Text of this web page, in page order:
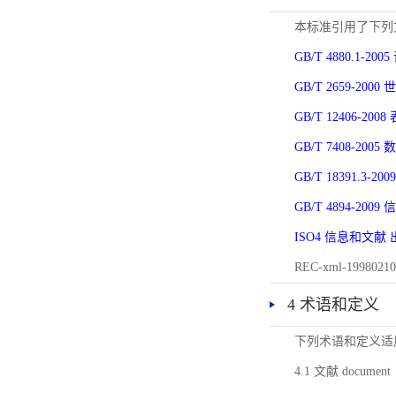
本标准引用了下
GB/T 4880.1-
GB/T 2659-2000
GB/T 12406-2008
GB/T 7408-2005
GB/T 18391.3-
GB/T 4894-2009
ISO4 信息和文献
REC-xml-
4 术语和定义
下列术语和定义
4.1 文献 document